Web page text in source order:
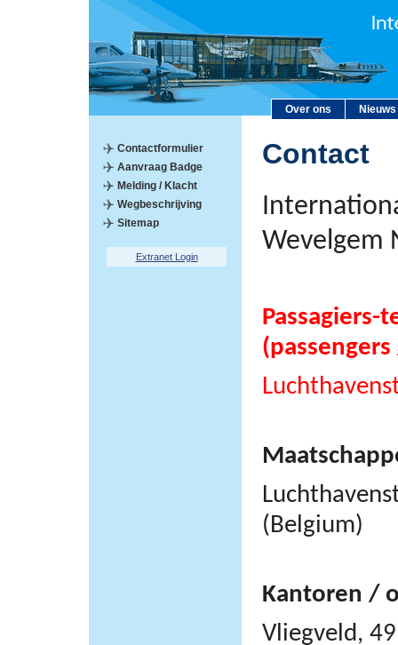
Over ons Nieuws
Contactformulier
Aanvraag Badge
Melding / Klacht
Wegbeschrijving
Sitemap
Extranet Login
Contact
Wevelgem
Passagiers-
(Belgium)
Kantoren /
Vliegveld,